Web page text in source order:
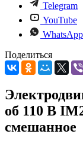
Telegram
YouTube
WhatsApp
Поделиться
об 110 В
смешанное